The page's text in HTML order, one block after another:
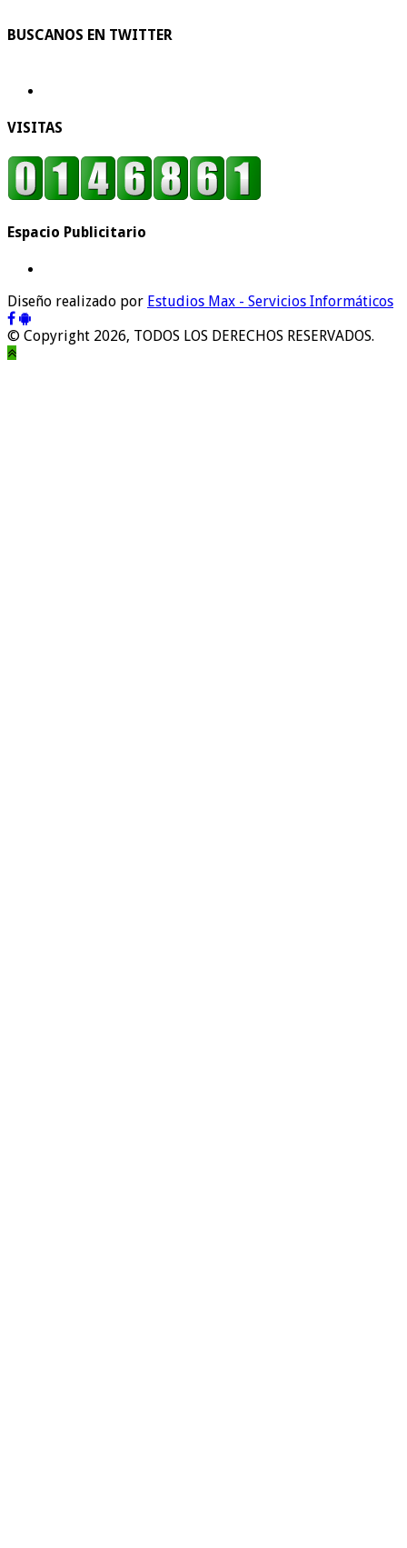
BUSCANOS EN TWITTER
VISITAS
Espacio Publicitario
Diseño realizado por Estudios Max - Servicios Informáticos
© Copyright 2026, TODOS LOS DERECHOS RESERVADOS.